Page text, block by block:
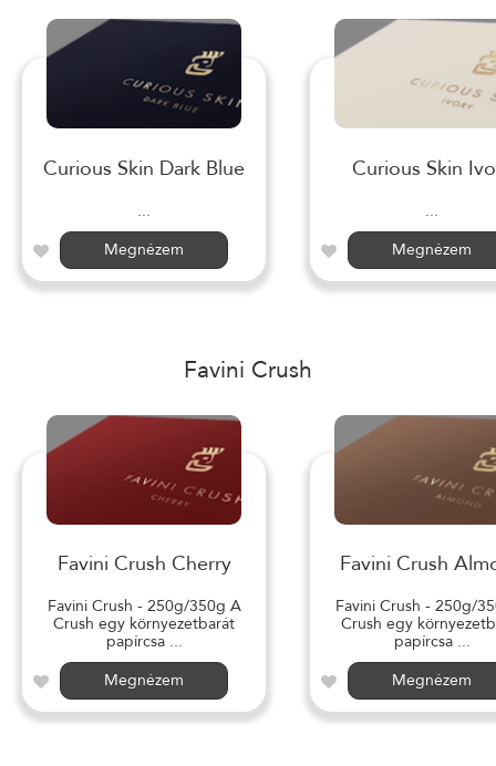
Curious Skin Dark Blue
...
Megnézem
Curious Skin
...
Megnézem
Favini Crush
Favini Crush Cherry
Favini Crush - 250g/350g A
Crush egy környezetbarát
papírcsa ...
Megnézem
Favini Crush
Favini Crush - 250g/
Crush egy
papírcsa ...
Megnézem